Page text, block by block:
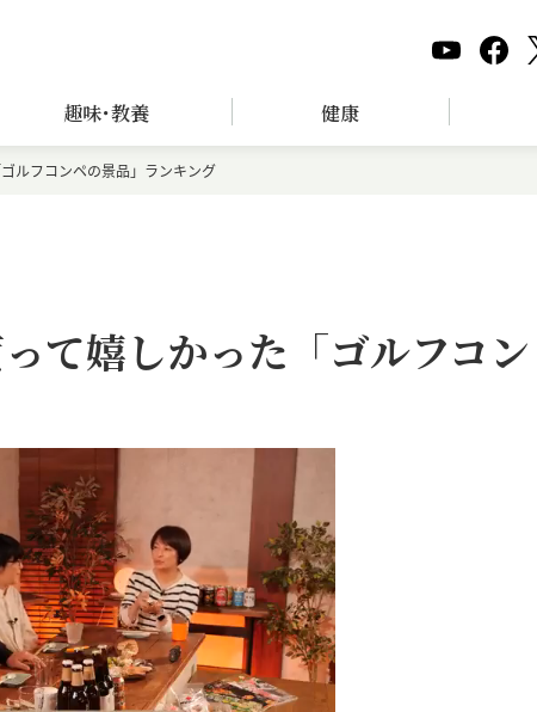
趣味･教養 健康
ルフコンペの景品」ランキング
て嬉しかった「ゴルフコン